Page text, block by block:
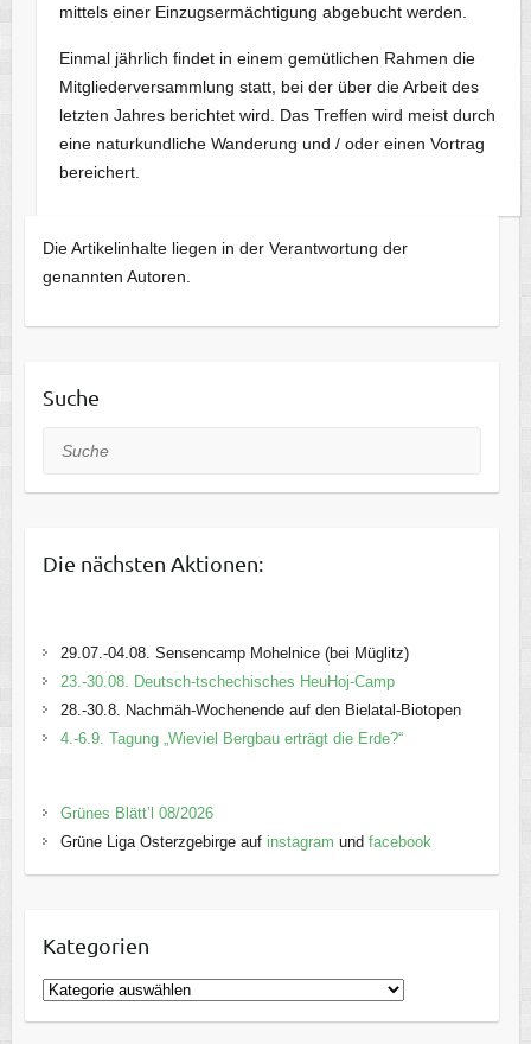
mittels einer Einzugsermächtigung abgebucht werden.
Einmal jährlich findet in einem gemütlichen Rahmen die
Mitgliederversammlung statt, bei der über die Arbeit des
letzten Jahres berichtet wird. Das Treffen wird meist durch
eine naturkundliche Wanderung und / oder einen Vortrag
bereichert.
Die Artikelinhalte liegen in der Verantwortung der
genannten Autoren.
Suche
Suche
Die nächsten Aktionen:
29.07.-04.08. Sensencamp Mohelnice (bei Müglitz)
23.-30.08. Deutsch-tschechisches HeuHoj-Camp
28.-30.8. Nachmäh-Wochenende auf den Bielatal-Biotopen
4.-6.9. Tagung „Wieviel Bergbau erträgt die Erde?“
Grünes Blätt’l 08/2026
Grüne Liga Osterzgebirge auf instagram und facebook
Kategorien
K
a